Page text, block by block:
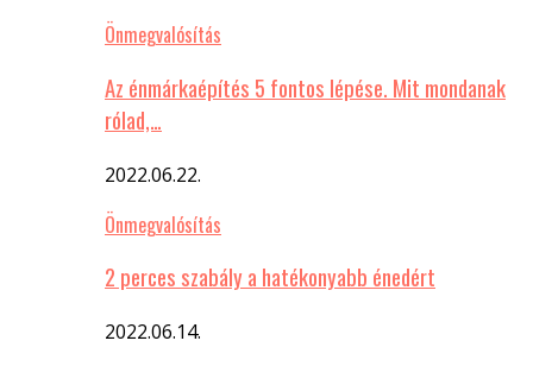
Önmegvalósítás
Az énmárkaépítés 5 fontos lépése. Mit mondanak
rólad,…
2022.06.22.
Önmegvalósítás
2 perces szabály a hatékonyabb énedért
2022.06.14.